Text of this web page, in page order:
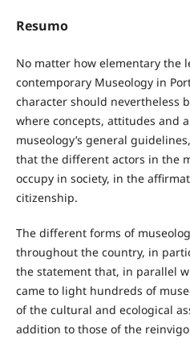
Resumo
No matter how elementary the
contemporary Museology in
character should nevertheless
where concepts, attitudes and
museology’s general
that the different actors in the
occupy in society, in the
citizenship.
The different forms of
throughout the country, in
the statement that, in parallel
came to light hundreds of
of the cultural and ecological
addition to those of the